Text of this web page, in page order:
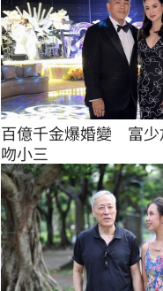
百億千金爆婚變　富
吻小三